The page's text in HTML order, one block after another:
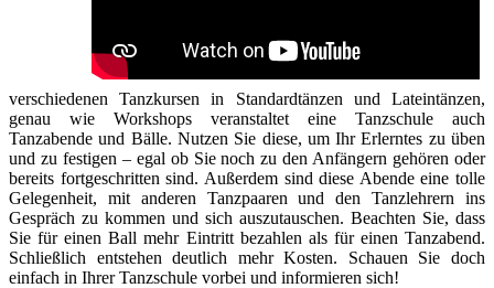
verschiedenen Tanzkursen in Standardtänzen und Lateintänzen,
genau wie Workshops veranstaltet eine Tanzschule auch
Tanzabende und Bälle. Nutzen Sie diese, um Ihr Erlerntes zu üben
und zu festigen – egal ob Sie noch zu den Anfängern gehören oder
bereits fortgeschritten sind. Außerdem sind diese Abende eine tolle
Gelegenheit, mit anderen Tanzpaaren und den Tanzlehrern ins
Gespräch zu kommen und sich auszutauschen. Beachten Sie, dass
Sie für einen Ball mehr Eintritt bezahlen als für einen Tanzabend.
Schließlich entstehen deutlich mehr Kosten. Schauen Sie doch
einfach in Ihrer Tanzschule vorbei und informieren sich!